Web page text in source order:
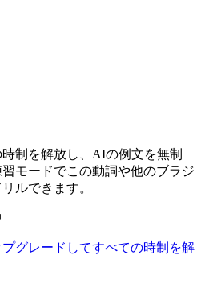
制を解放し、AIの例文を無制
モードでこの動詞や他のブラジ
ルできます。
プグレードしてすべての時制を解